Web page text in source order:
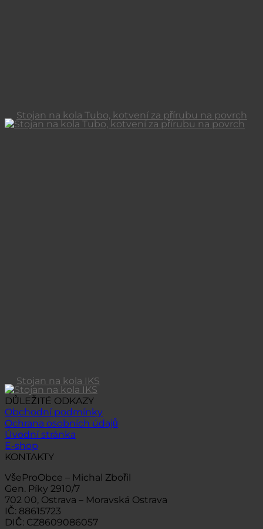
Stojan na kola Tubo, kotvení za přírubu na povrch
Stojan na kola IKS
DŮLEŽITÉ ODKAZY
Obchodní podmínky
Ochrana osobních údajů
Úvodní stránka
E-shop
KONTAKTY
VšeProObce – Michal Zbořil
Gen. Píky 2910/7
702 00, Ostrava – Moravská Ostrava
IČ: 88615723
DIČ: CZ8609086057